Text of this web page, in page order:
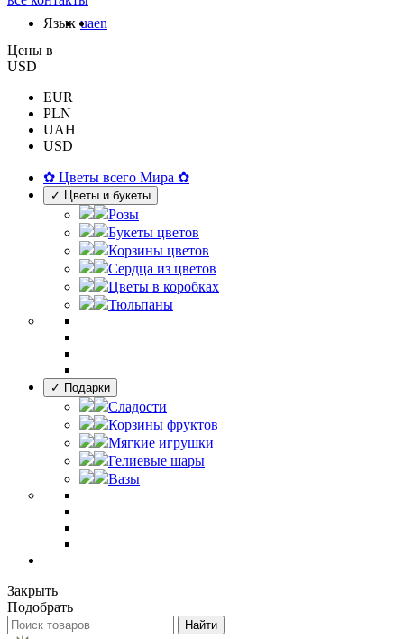
Язык uaen
Цены в
USD
EUR
PLN
UAH
USD
✿ Цветы всего Мира ✿
✓ Цветы и букеты
Розы
Букеты цветов
Корзины цветов
Сердца из цветов
Цветы в коробках
Тюльпаны
✓ Подарки
Сладости
Корзины фруктов
Мягкие игрушки
Гелиевые шары
Вазы
Закрыть
Подобрать